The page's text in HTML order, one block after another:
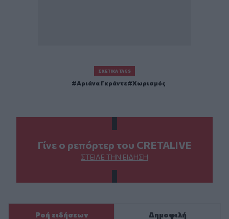
ΣΧΕΤΙΚΆ TAGS
Αριάνα Γκράντε Χωρισμός
Γίνε ο ρεπόρτερ του CRETALIVE
ΣΤΕΊΛΕ ΤΗΝ ΕΊΔΗΣΗ
Ροή ειδήσεων Δημοφιλή